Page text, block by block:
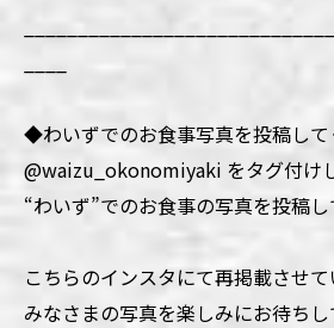
◆わいずでのお食事写真を投稿し
@waizu_okonomiyaki をタグ付け
“わいず”でのお食事の写真を投稿
こちらのインスタにて再掲載させ
みなさまの写真を楽しみにお待ち